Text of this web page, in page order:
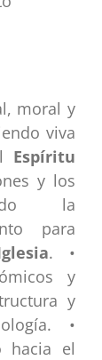
moral y
viva
Espíritu
y los
la
para
. •
y
y
•
hacia el